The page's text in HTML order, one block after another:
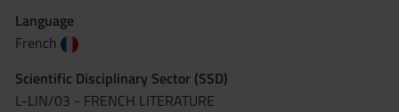
Language
French
Scientific Disciplinary Sector (SSD)
L-LIN/03 - FRENCH LITERATURE